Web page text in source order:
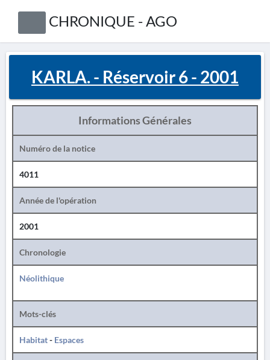
CHRONIQUE - AGO
KARLA. - Réservoir 6 - 2001
Informations Générales
Numéro de la notice
4011
Année de l'opération
2001
Chronologie
Néolithique
Mots-clés
Habitat- Espaces